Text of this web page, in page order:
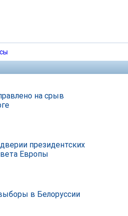
на срыв
президентских
Европы
в Белоруссии